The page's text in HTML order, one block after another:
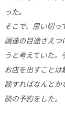
った。
そこで、思い切
調達の目途さえつ
うと考えていた。
お店を出すこと
談すればなんとか
談の予約をした。